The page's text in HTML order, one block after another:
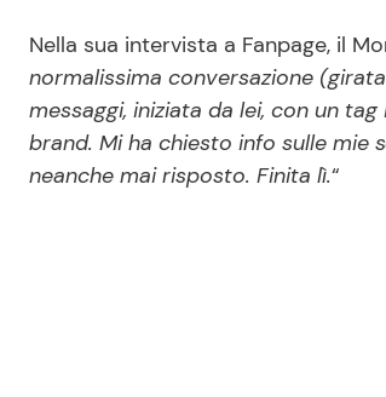
Nella sua intervista a Fanpage, il
normalissima conversazione
messaggi, iniziata da lei, con un
brand. Mi ha chiesto info sulle mie
neanche mai risposto. Finita lì.“